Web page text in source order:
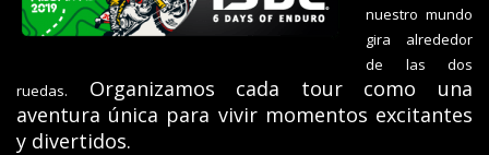
nuestro mundo
gira alrededor
de las dos
ruedas.
Organizamos cada tour como una
aventura única para vivir momentos excitantes
y divertidos.